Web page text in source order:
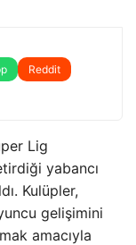
Reddit
Lig
yabancı
Kulüpler,
gelişimini
amacıyla